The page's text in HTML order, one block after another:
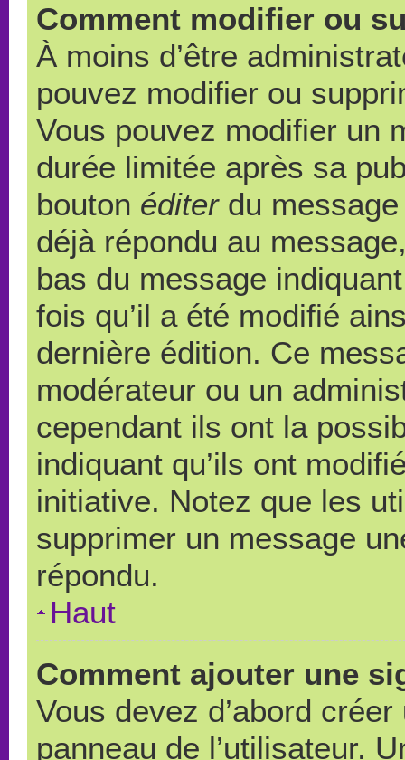
Comment modifier ou
À moins d’être
pouvez modifier ou
Vous pouvez modifier un
durée limitée après sa
bouton éditerdu message
déjà répondu au
bas du message
fois qu’il a été modifié
dernière édition. Ce
modérateur ou un
cependant ils ont la
indiquant qu’ils ont
initiative. Notez que les
supprimer un message
répondu.
Haut
Comment ajouter une
Vous devez d’abord
panneau de l’utilisateur.